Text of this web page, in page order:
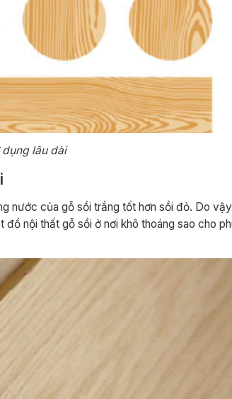
lâu dài
nước của gỗ sồi trắng tốt hơn sồi đỏ. Do
nội thất gỗ sồi ở nơi khô thoáng sao cho